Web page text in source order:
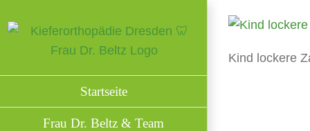
Inhalt
Startseite
Frau Dr. Beltz & Team
Kind lockere